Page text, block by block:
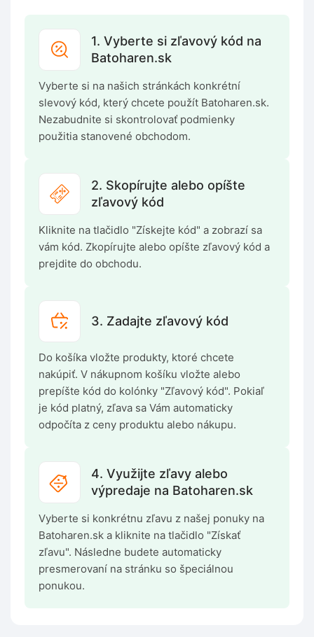
1. Vyberte si zľavový kód na
Batoharen.sk
Vyberte si na našich stránkách konkrétní
slevový kód, který chcete použít Batoharen.sk.
Nezabudnite si skontrolovať podmienky
použitia stanovené obchodom.
2. Skopírujte alebo opíšte
zľavový kód
Kliknite na tlačidlo "Získejte kód" a zobrazí sa
vám kód. Zkopírujte alebo opíšte zľavový kód a
prejdite do obchodu.
3. Zadajte zľavový kód
Do košíka vložte produkty, ktoré chcete
nakúpiť. V nákupnom košíku vložte alebo
prepíšte kód do kolónky "Zľavový kód". Pokiaľ
je kód platný, zľava sa Vám automaticky
odpočíta z ceny produktu alebo nákupu.
4. Využijte zľavy alebo
výpredaje na Batoharen.sk
Vyberte si konkrétnu zľavu z našej ponuky na
Batoharen.sk a kliknite na tlačidlo "Získať
zľavu". Následne budete automaticky
presmerovaní na stránku so špeciálnou
ponukou.